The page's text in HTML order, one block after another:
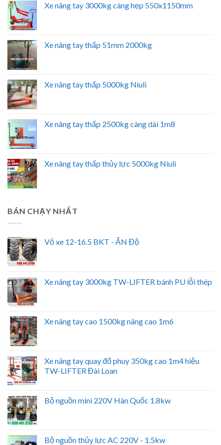
Xe nâng tay 3000kg càng hẹp 550x1150mm
Xe nâng tay thấp 51mm 2000kg
Xe nâng tay thấp 5000kg Niuli
Xe nâng tay thấp 2500kg càng dài 1m8
Xe nâng tay thấp thủy lực 5000kg Niuli
BÁN CHẠY NHẤT
Vỏ xe 12-16.5 BKT - ẤN Độ
Xe nâng tay 3000kg TW-LIFTER bánh PU lỗi thép
Xe nâng tay cao 1500kg nâng cao 1m6
Xe nâng tay quay đổ phuy 350kg cao 1m4 hiệu
TW-LIFTER Đài Loan
Bộ nguồn mini 220V Hàn Quốc 1.8kw
Bộ nguồn thủy lực AC 220V - 1.5kw